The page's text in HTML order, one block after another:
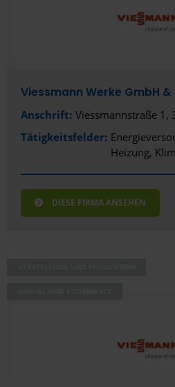
Viessmann Werke GmbH &
Anschrift: Viessmannstraße 1,
Tätigkeitsfelder:
Heizung,
DIESE FIRMA ANSEHEN